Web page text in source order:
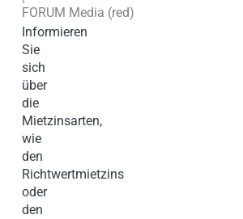
FORUM Media (red)
Informieren
Sie
sich
über
die
Mietzinsarten,
wie
den
Richtwertmietzins
oder
den